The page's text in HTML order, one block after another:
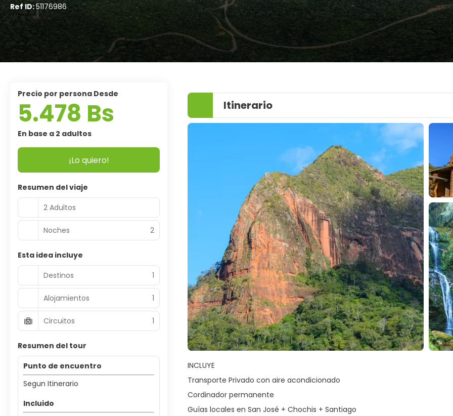
Ref ID:51176986
Itinerario
INCLUYE
Transporte Privado con aire acondicionado
Cordinador permanente
Guías locales en San José + Chochis + Santiago
precio por persona Desde
5.478 Bs
En base a 2 adultos
¡Lo quiero!
Resumen del viaje
2 Adultos
Noches 2
Esta idea incluye
Destinos
1
Alojamientos 1
Circuitos 1
Resumen del tour
Punto de encuentro
Segun Itinerario
Incluido